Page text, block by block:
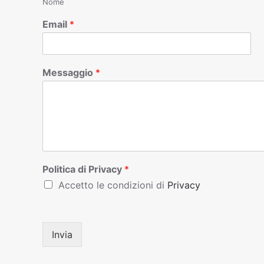
Email *
Messaggio *
Politica di Privacy *
Accetto le condizioni di Privacy
Invia